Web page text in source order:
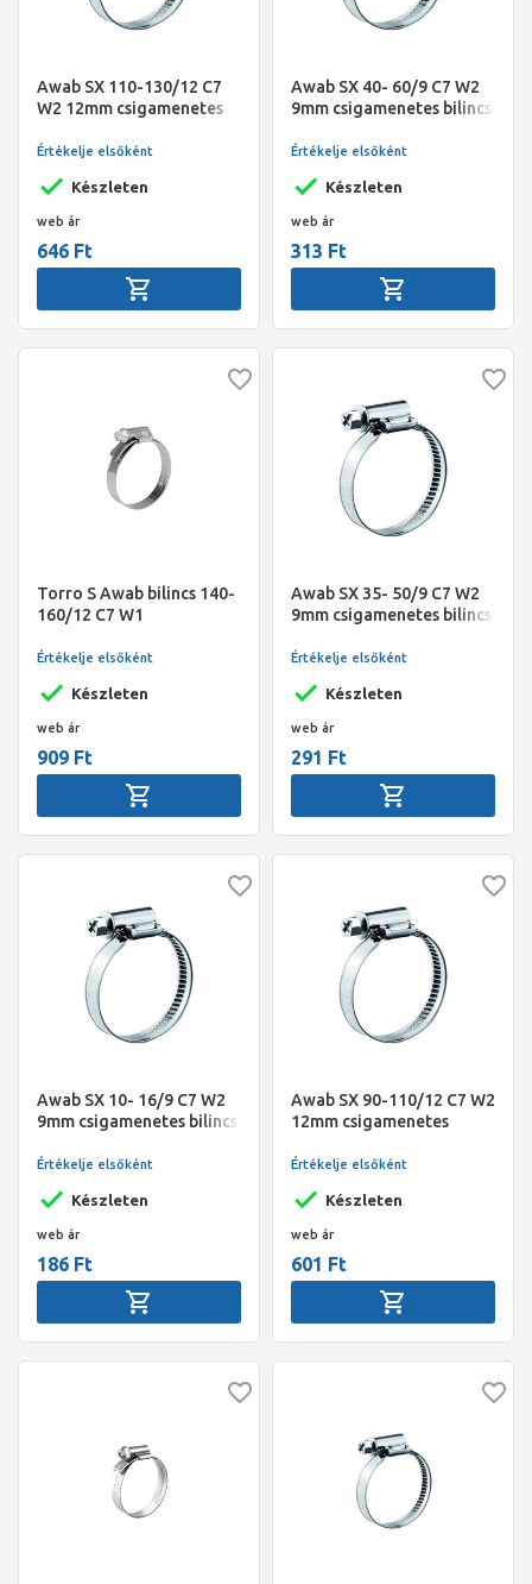
Awab SX 110-130/12 C7
W2 12mm csigamenetes
Készleten
Értékelje elsőként
web ár
646 Ft
Awab SX 40- 60/9 C7 W2
9mm csigamenetes bilincs
Készleten
Értékelje elsőként
web ár
313 Ft
Torro S Awab bilincs 140-
160/12 C7 W1
Készleten
Értékelje elsőként
web ár
909 Ft
Awab SX 35- 50/9 C7 W2
9mm csigamenetes bilincs
Készleten
Értékelje elsőként
web ár
291 Ft
Awab SX 10- 16/9 C7 W2
9mm csigamenetes bilincs
Készleten
Értékelje elsőként
web ár
186 Ft
Awab SX 90-110/12 C7 W2
12mm csigamenetes
Készleten
Értékelje elsőként
web ár
601 Ft